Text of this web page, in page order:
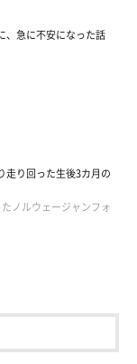
のことですが、子
い顔つきになって
細い隙間にも入り
ドを付けていまし
、急に不安になった話
走り回った生後3カ月の
ノルウェージャンフォ